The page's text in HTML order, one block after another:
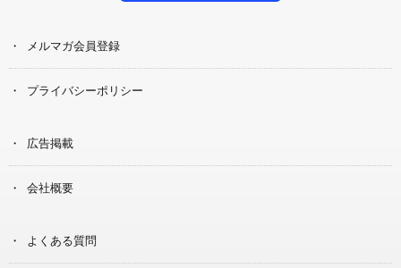
メルマガ会員登録
プライバシーポリシー
広告掲載
会社概要
よくある質問